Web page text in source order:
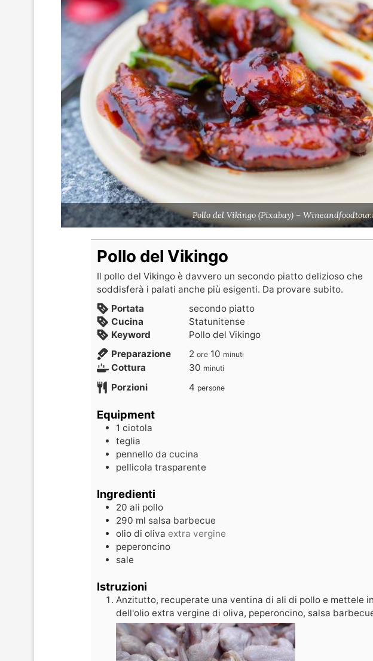
Pollo del Vikingo (Pixabay) –
Pollo del Vikingo
Il pollo del Vikingo è davvero un secondo piatto delizioso che
soddisferà i palati anche più esigenti. Da provare subito.
Portata
secondo piatto
Cucina
Statunitense
Keyword
Pollo del Vikingo
Preparazione
2 ore 10 minuti
Cottura 30 minuti
Porzioni 4 persone
Equipment
1 ciotola
teglia
pennello da cucina
pellicola trasparente
Ingredienti
20 ali pollo
290 ml salsa barbecue
olio di oliva extra vergine
peperoncino
sale
Istruzioni
Anzitutto, recuperate una ventina di ali di pollo e mettele
dell'olio extra vergine di oliva, peperoncino, salsa